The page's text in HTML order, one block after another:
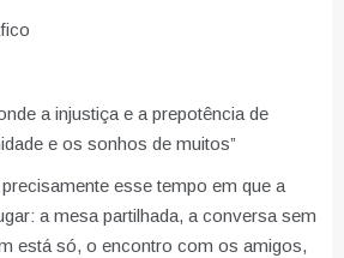
a injustiça e a prepotência de
e os sonhos de muitos”
esse tempo em que a
a mesa partilhada, a conversa sem
está só, o encontro com os amigos,